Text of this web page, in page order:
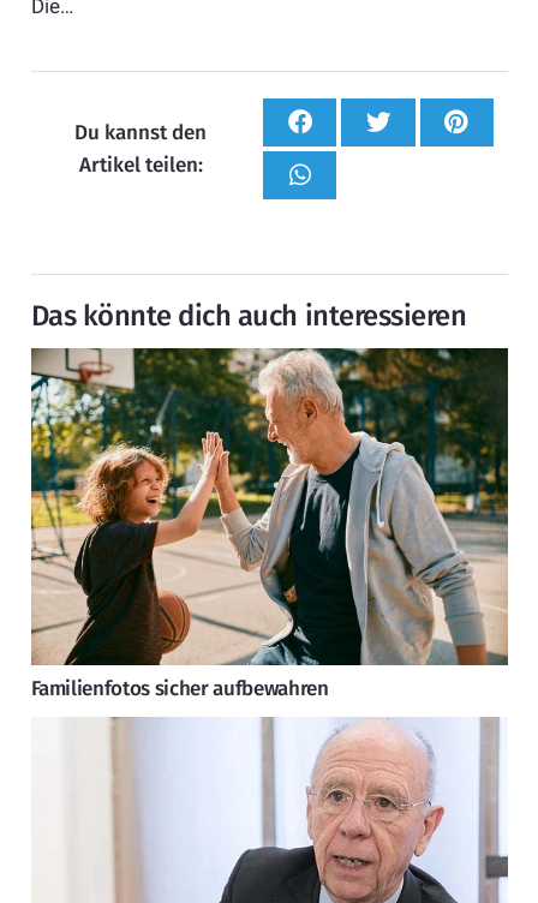
Die…
Du kannst den
Artikel teilen:
Das könnte dich auch interessieren
Familienfotos sicher aufbewahren